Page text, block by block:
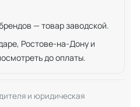
— товар заводской.
Ростове-на-Дону и
до оплаты.
и юридическая